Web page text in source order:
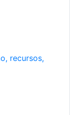
recursos,